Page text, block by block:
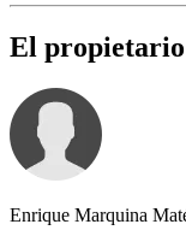
El propietario
Enrique Marquina